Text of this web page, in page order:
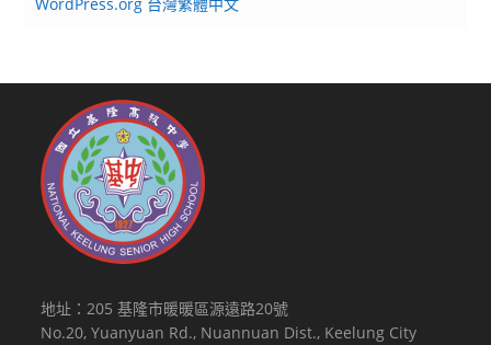
地址：205 基隆市暖暖區源遠路20號
No.20, Yuanyuan Rd., Nuannuan Dist., Keelung City